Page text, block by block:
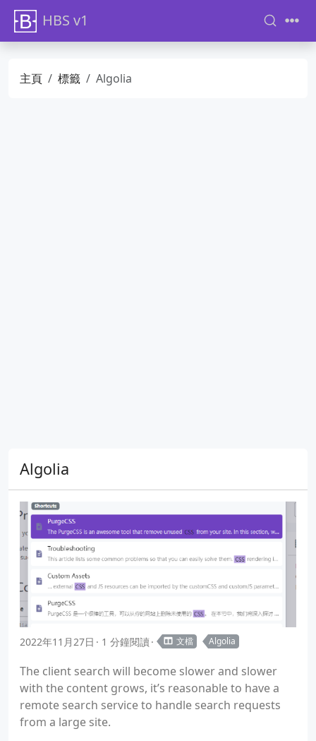
HBS v1
主頁 標籤 Algolia
Algolia
2022年11月27日 1 分鐘閱讀 文檔 Algolia
The client search will become slower and slower
with the content grows, it’s reasonable to have a
remote search service to handle search requests
from a large site.